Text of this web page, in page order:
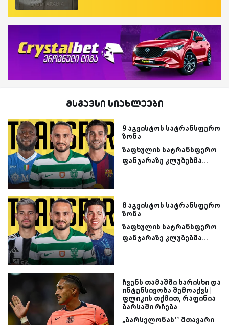
მსგავსი სიახლეები
9 აგვისტოს სატრანსფერო
ზონა
ზაფხულის სატრანსფერო
ფანჯარაზე კლუბებმა...
8 აგვისტოს სატრანსფერო
ზონა
ზაფხულის სატრანსფერო
ფანჯარაზე კლუბებმა...
ჩვენს თამაშში ხარისხი და
ინტენსივობა შემოაქვს |
ფლიკის თქმით, რაფინია
ბარსაში რჩება
„ბარსელონას’’ მთავარი